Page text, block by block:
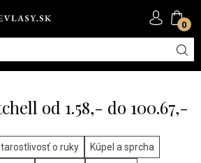
0
od 1.58,- do 100.67,-
o ruky
Kúpel a sprcha